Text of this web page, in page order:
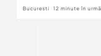
Bucuresti 12 minute în urmă